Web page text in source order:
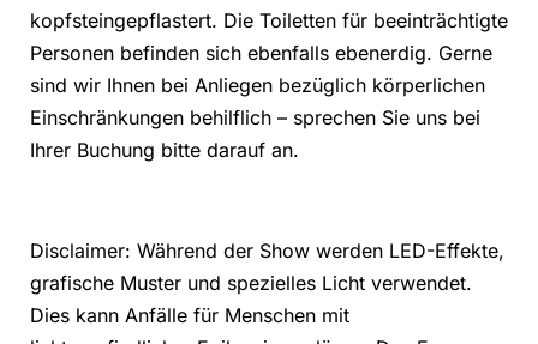
kopfsteingepflastert. Die Toiletten für beeinträchtigte
Personen befinden sich ebenfalls ebenerdig. Gerne
sind wir Ihnen bei Anliegen bezüglich körperlichen
Einschränkungen behilflich – sprechen Sie uns bei
Ihrer Buchung bitte darauf an.
Disclaimer: Während der Show werden LED-Effekte,
grafische Muster und spezielles Licht verwendet.
Dies kann Anfälle für Menschen mit